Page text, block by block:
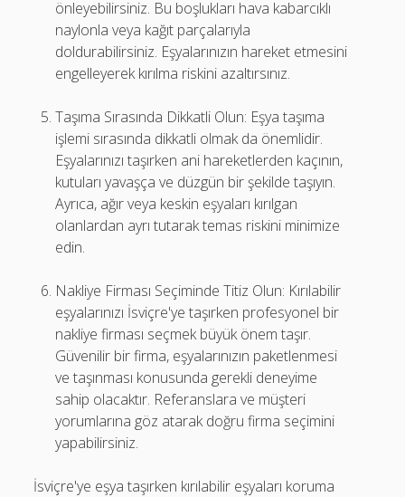
önleyebilirsiniz. Bu boşlukları hava kabarcıklı
naylonla veya kağıt parçalarıyla
doldurabilirsiniz. Eşyalarınızın hareket etmesini
engelleyerek kırılma riskini azaltırsınız.
Taşıma Sırasında Dikkatli Olun: Eşya taşıma
işlemi sırasında dikkatli olmak da önemlidir.
Eşyalarınızı taşırken ani hareketlerden kaçının,
kutuları yavaşça ve düzgün bir şekilde taşıyın.
Ayrıca, ağır veya keskin eşyaları kırılgan
olanlardan ayrı tutarak temas riskini minimize
edin.
Nakliye Firması Seçiminde Titiz Olun: Kırılabilir
eşyalarınızı İsviçre'ye taşırken profesyonel bir
nakliye firması seçmek büyük önem taşır.
Güvenilir bir firma, eşyalarınızın paketlenmesi
ve taşınması konusunda gerekli deneyime
sahip olacaktır. Referanslara ve müşteri
yorumlarına göz atarak doğru firma seçimini
yapabilirsiniz.
İsviçre'ye eşya taşırken kırılabilir eşyaları koruma